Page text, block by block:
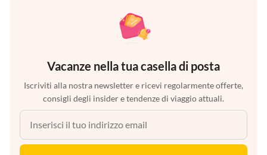
Vacanze nella tua casella di posta
Iscriviti alla nostra newsletter e ricevi regolarmente offerte,
consigli degli insider e tendenze di viaggio attuali.